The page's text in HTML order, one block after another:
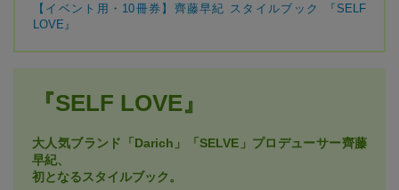
【イベント用・10冊券】齊藤早紀 スタイルブック 『SELF
LOVE』
『SELF LOVE』
大人気ブランド「Darich」「SELVE」プロデューサー齊藤
早紀、
初となるスタイルブック。